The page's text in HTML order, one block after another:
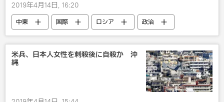
2019年4月14日, 16:20
中東 国際 ロシア
政治
ロシア軍
軍事
トルコ
NATO
未来の戦争 世界各国の軍事バランスはどう維持されているか
米兵、日本人女性を刺殺後に自殺か 沖
縄